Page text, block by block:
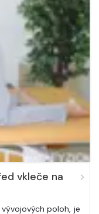
vkleče na
poloh, je